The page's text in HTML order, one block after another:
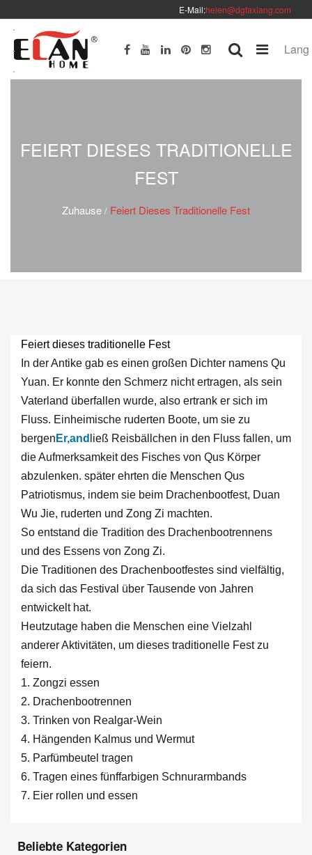
E-Mail:helen@dgfaxiang.com
Lang
FEIERT DIESES TRADITIONELLE
FEST
Zuhause / Feiert Dieses Traditionelle Fest
Feiert dieses traditionelle Fest
In der Antike gab es einen großen Dichter namens Qu
Yuan. Er konnte den Schmerz nicht ertragen, als sein
Vaterland überfallen wurde, also ertrank er sich im
Fluss. Einheimische ruderten Boote, um sie zu
bergen Er,and ließ Reisbällchen in den Fluss fallen, um
die Aufmerksamkeit des Fisches von Qus Körper
abzulenken. später ehrten die Menschen Qus
Patriotismus, indem sie beim Drachenbootfest, Duan
Wu Jie, ruderten und Zong Zi machten.
So entstand die Tradition des Drachenbootrennens
und des Essens von Zong Zi.
Die Traditionen des Drachenbootfestes sind vielfältig,
da sich das Festival über Tausende von Jahren
entwickelt hat.
Heutzutage haben die Menschen eine Vielzahl
anderer Aktivitäten, um dieses traditionelle Fest zu
feiern.
1. Zongzi essen
2. Drachenbootrennen
3. Trinken von Realgar-Wein
4. Hängenden Kalmus und Wermut
5. Parfümbeutel tragen
6. Tragen eines fünffarbigen Schnurarmbands
7. Eier rollen und essen
Beliebte Kategorien